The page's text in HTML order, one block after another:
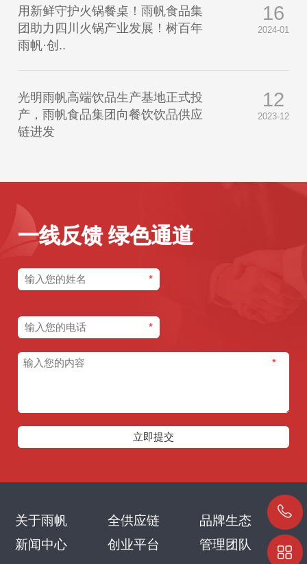
用新鲜守护火锅餐桌！雨帆食品集
团助力四川火锅产业发展！树百年
雨帆·创..
16
2024-01
光明雨帆高端饮品生产基地正式投
产，雨帆食品集团向餐饮饮品供应
链进发
12
2023-12
一线反馈 绿色通道
*
*
*
关于雨帆 全供应链
品牌生态
新闻中心
创业平台 管理团队